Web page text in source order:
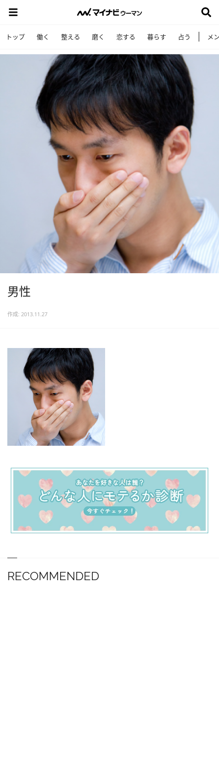
トップ 働く 整える 磨く 恋する 暮らす 占う メ
男性
作成: 2013.11.27
RECOMMENDED